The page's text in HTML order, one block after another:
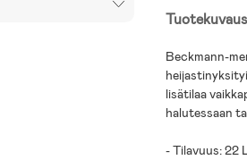
Tuotekuvaus
Beckmann-
lisätilaa
halutessaan
- Tilavuus: 22